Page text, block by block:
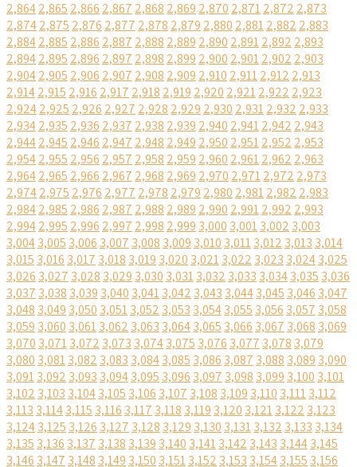
2,8642,865 2,866 2,867 2,868 2,869 2,870 2,8712,872 2,873
2,8742,875 2,876 2,877 2,878 2,879 2,880 2,8812,882 2,883
2,8842,885 2,886 2,887 2,888 2,889 2,890 2,8912,892 2,893
2,8942,895 2,896 2,897 2,898 2,899 2,900 2,9012,902 2,903
2,9042,905 2,906 2,907 2,908 2,909 2,910 2,9112,912 2,913
2,9142,915 2,916 2,917 2,918 2,919 2,920 2,9212,922 2,923
2,9242,925 2,926 2,927 2,928 2,929 2,930 2,9312,932 2,933
2,9342,935 2,936 2,937 2,938 2,939 2,940 2,9412,942 2,943
2,9442,945 2,946 2,947 2,948 2,949 2,950 2,9512,952 2,953
2,9542,955 2,956 2,957 2,958 2,959 2,960 2,9612,962 2,963
2,9642,965 2,966 2,967 2,968 2,969 2,970 2,9712,972 2,973
2,9742,975 2,976 2,977 2,978 2,979 2,980 2,9812,982 2,983
2,9842,985 2,986 2,987 2,988 2,989 2,990 2,9912,992 2,993
2,9942,995 2,996 2,997 2,998 2,999 3,000 3,0013,002 3,003
3,0043,005 3,006 3,007 3,008 3,009 3,010 3,0113,012 3,013 3,014
3,015 3,016 3,017 3,018 3,019 3,020 3,0213,022 3,023 3,0243,025
3,026 3,027 3,028 3,029 3,030 3,0313,032 3,033 3,0343,035 3,036
3,037 3,038 3,039 3,040 3,0413,042 3,043 3,0443,045 3,046 3,047
3,048 3,049 3,050 3,0513,052 3,053 3,0543,055 3,056 3,057 3,058
3,059 3,060 3,0613,062 3,063 3,0643,065 3,066 3,067 3,068 3,069
3,070 3,0713,072 3,073 3,0743,075 3,076 3,077 3,078 3,079
3,080 3,0813,082 3,083 3,0843,085 3,086 3,087 3,088 3,089 3,090
3,0913,092 3,093 3,0943,095 3,096 3,097 3,098 3,099 3,100 3,101
3,102 3,103 3,1043,105 3,106 3,107 3,108 3,109 3,110 3,1113,112
3,113 3,1143,115 3,116 3,117 3,118 3,119 3,120 3,1213,122 3,123
3,1243,125 3,126 3,127 3,128 3,129 3,130 3,1313,132 3,133 3,134
3,135 3,136 3,137 3,138 3,139 3,140 3,1413,142 3,143 3,1443,145
3,146 3,147 3,148 3,149 3,150 3,1513,152 3,153 3,1543,155 3,156